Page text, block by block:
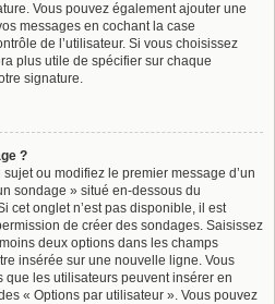
Vous pouvez également ajouter une
messages en cochant la case
de l’utilisateur. Si vous choisissez
plus utile de spécifier sur chaque
signature.
?
ou modifiez le premier message d’un
sondage » situé en-dessous du
cet onglet n’est pas disponible, il est
de créer des sondages. Saisissez
deux options dans les champs
insérée sur une nouvelle ligne. Vous
que les utilisateurs peuvent insérer en
« Options par utilisateur ». Vous pouvez